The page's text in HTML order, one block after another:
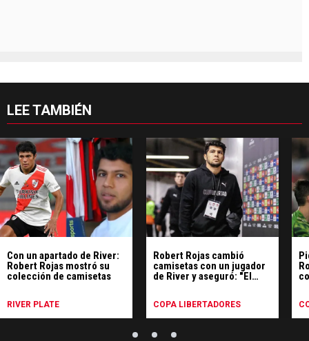
LEE TAMBIÉN
Con un apartado de River:
Robert Rojas mostró su
colección de camisetas
RIVER PLATE
Robert Rojas cambió
camisetas con un jugador
de River y aseguró: "El
COPA LIBERTADORES